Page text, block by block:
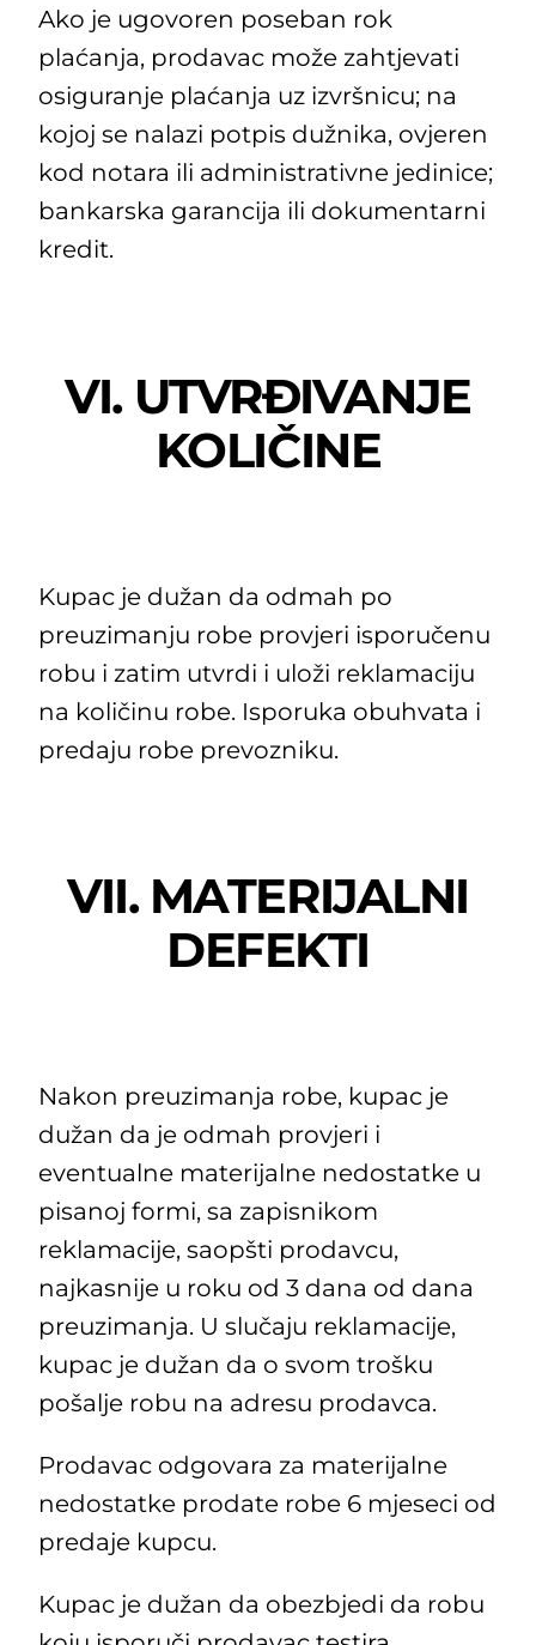
Ako je ugovoren poseban rok
plaćanja, prodavac može zahtjevati
osiguranje plaćanja uz izvršnicu; na
kojoj se nalazi potpis dužnika, ovjeren
kod notara ili administrativne jedinice;
bankarska garancija ili dokumentarni
kredit.
VI. UTVRĐIVANJE
KOLIČINE
Kupac je dužan da odmah po
preuzimanju robe provjeri isporučenu
robu i zatim utvrdi i uloži reklamaciju
na količinu robe. Isporuka obuhvata i
predaju robe prevozniku.
VII. MATERIJALNI
DEFEKTI
Nakon preuzimanja robe, kupac je
dužan da je odmah provjeri i
eventualne materijalne nedostatke u
pisanoj formi, sa zapisnikom
reklamacije, saopšti prodavcu,
najkasnije u roku od 3 dana od dana
preuzimanja. U slučaju reklamacije,
kupac je dužan da o svom trošku
pošalje robu na adresu prodavca.
Prodavac odgovara za materijalne
nedostatke prodate robe 6 mjeseci od
predaje kupcu.
Kupac je dužan da obezbjedi da robu